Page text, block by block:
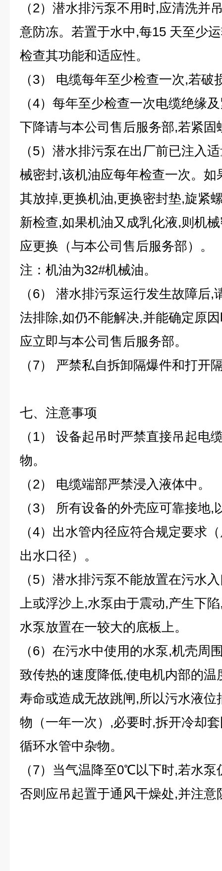
（2）潜水排污泵不用时,应清洗并
意防冻。若置于水中,每15 天至少
检查其功能和适应性。
（3） 电缆每年至少检查一次,若破
（4）每年至少检查一次电缆绝缘
下降请与本公司售后服务部,若紧
（5）潜水排污泵在出厂前已注入
械密封,该机油应每年检查一次。
其放掉,更换机油,更换密封垫,旋紧
新检查,如果机油又成乳化液,则机
应更换（与本公司售后服务部）。
注：机油为32#机械油。
（6） 潜水排污泵运行发生故障后
法排除,如仍不能解决,并能确定原
应立即与本公司售后服务部。
（7） 严禁私自拆卸隔爆件和打开
七、注意事项
（1） 设备起吊时严禁直接吊起电
物。
（2） 电缆端部严禁浸入液体中。
（3） 所有设备的外壳应可靠接地
（4）出水管内径应符合规定要求
出水口径）。
（5）潜水排污泵不能放置在污水
上或浮沙上,水泵由于震动,产生下
水泵放置在一较大的底板上。
（6）在污水中使用的水泵,机壳周
致传热的速度降低,使电机内部的
寿命或造成无故跳闸,所以污水液
物（一年一次）,必要时,拆开冷却
循环水管中杂物。
（7）当气温降至0℃以下时,若水
否则应吊起置于通风干燥处,并注意